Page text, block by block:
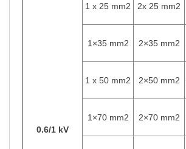
0.6/1 kV
1 x 25 mm2 2x 25 mm2
1×35 mm2 2×35 mm2
1 x 50 mm2 2×50 mm2
1×70 mm2 2×70 mm2